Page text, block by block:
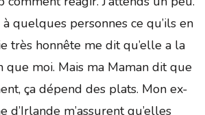
quelques personnes ce qu’ils en
très honnête me dit qu’elle a la
que moi. Mais ma Maman dit que
ça dépend des plats. Mon ex-
d’Irlande m’assurent qu’elles